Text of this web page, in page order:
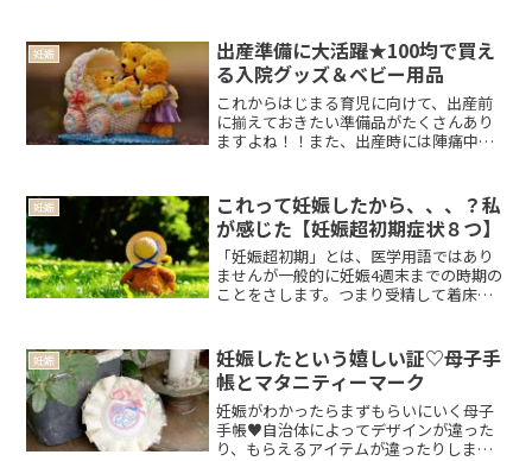
友達へのプレゼントではなく、初めて我
が子に選ぶ靴下(*^_^*)...
妊娠
出産準備に大活躍★100均で買え
る入院グッズ＆ベビー用品
これからはじまる育児に向けて、出産前
に揃えておきたい準備品がたくさんあり
ますよね！！また、出産時には陣痛中や
ベビー用品などはどれも可愛くて揃える
のは楽しみだけれど、どう...
妊娠
これって妊娠したから、、、？私
が感じた【妊娠超初期症状８つ】
「妊娠超初期」とは、医学用語ではあり
ませんが一般的に妊娠4週末までの時期の
ことをさします。つまり受精して着床し
販の妊娠検査薬で妊娠を確認できる頃で
す！私の場合、あと2...
妊娠
妊娠したという嬉しい証♡母子手
帳とマタニティーマーク
妊娠がわかったらまずもらいにいく母子
手帳♥自治体によってデザインが違った
り、もらえるアイテムが違ったりします